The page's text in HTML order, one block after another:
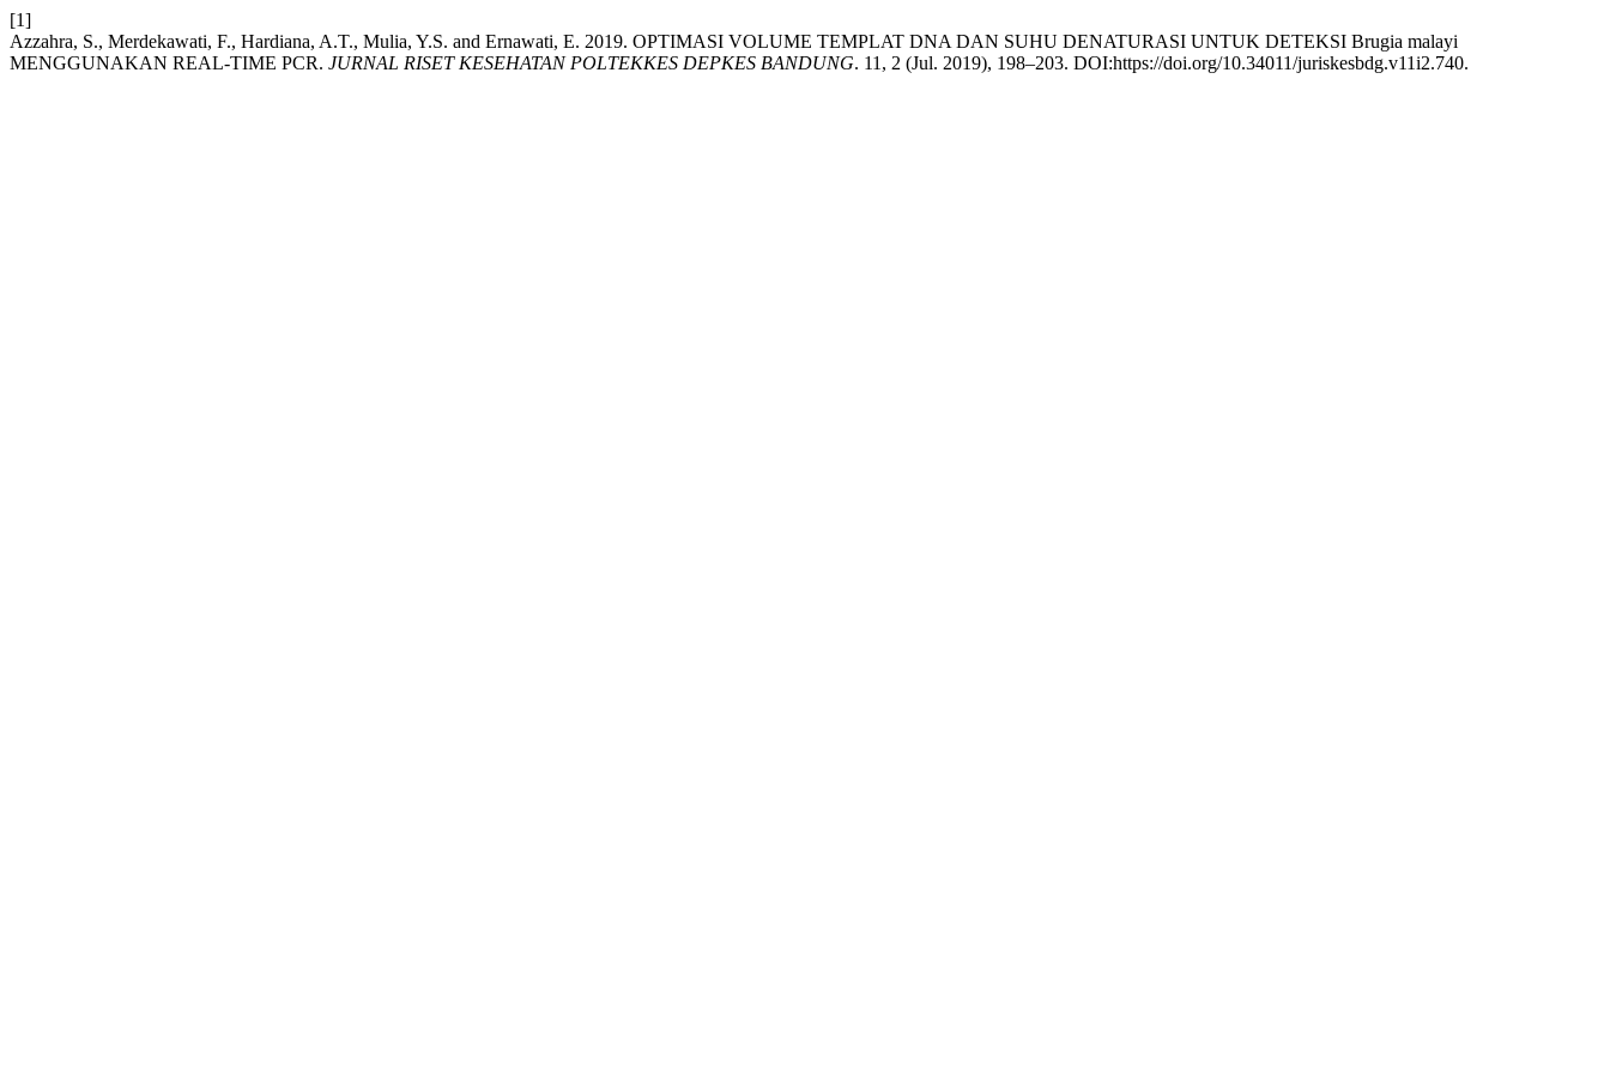
[1]
Azzahra, S., Merdekawati, F., Hardiana, A.T., Mulia, Y.S. and Ernawati, E. 2019. OPTIMASI VOLUME TEMPLAT DNA DAN SUHU DENATURASI UNTUK DETEKSI Brugia malayi
MENGGUNAKAN REAL-TIME PCR. JURNAL RISET KESEHATAN POLTEKKES DEPKES BANDUNG. 11, 2 (Jul. 2019), 198–203. DOI:https://doi.org/10.34011/juriskesbdg.v11i2.740.